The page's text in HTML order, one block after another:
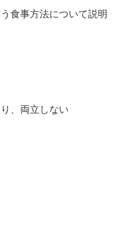
食事方法について説明
、両立しない